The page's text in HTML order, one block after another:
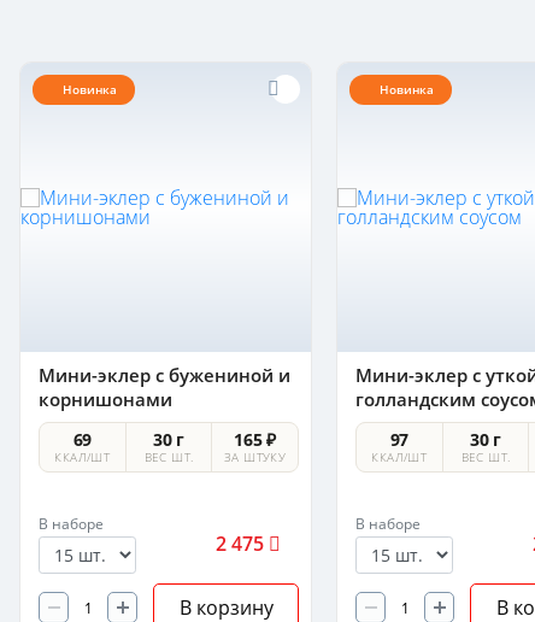
Новинка
Мини-эклер с бужениной и
корнишонами
69
ККАЛ/ШТ
30 г
ВЕС ШТ.
165 ₽
ЗА ШТУКУ
В наборе
2 475
В корзину
Новинка
Мини-эклер с
голландским
97
ККАЛ/ШТ
30 г
ВЕС ШТ.
В наборе
В